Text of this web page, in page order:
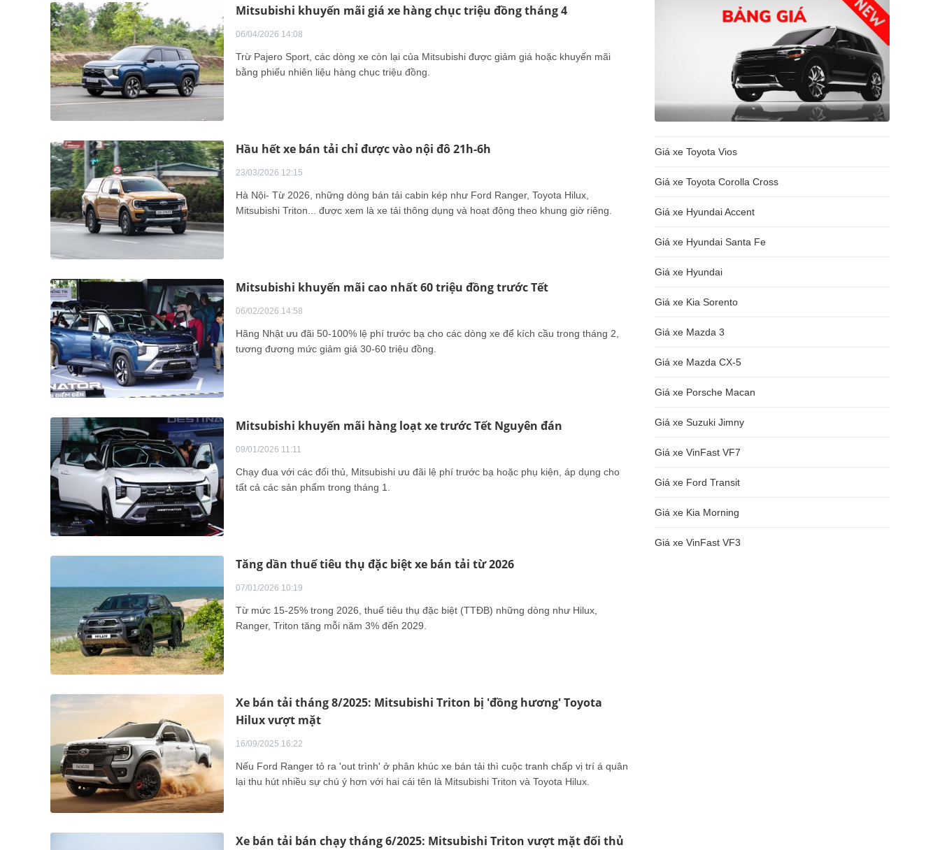
Mitsubishi khuyến mãi giá xe hàng chục triệu đồng tháng 4
06/04/2026 14:08
Trừ Pajero Sport, các dòng xe còn lại của Mitsubishi được giảm giá hoặc khuyến mãi
bằng phiếu nhiên liệu hàng chục triệu đồng.
Hầu hết xe bán tải chỉ được vào nội đô 21h-6h
23/03/2026 12:15
Hà Nội- Từ 2026, những dòng bán tải cabin kép như Ford Ranger, Toyota Hilux,
Mitsubishi Triton... được xem là xe tải thông dụng và hoạt động theo khung giờ riêng.
Mitsubishi khuyến mãi cao nhất 60 triệu đồng trước Tết
06/02/2026 14:58
Hãng Nhật ưu đãi 50-100% lệ phí trước bạ cho các dòng xe để kích cầu trong tháng 2,
tương đương mức giảm giá 30-60 triệu đồng.
Mitsubishi khuyến mãi hàng loạt xe trước Tết Nguyên đán
09/01/2026 11:11
Chạy đua với các đối thủ, Mitsubishi ưu đãi lệ phí trước bạ hoặc phụ kiện, áp dụng cho
tất cả các sản phẩm trong tháng 1.
Tăng dần thuế tiêu thụ đặc biệt xe bán tải từ 2026
07/01/2026 10:19
Từ mức 15-25% trong 2026, thuế tiêu thụ đặc biệt (TTĐB) những dòng như Hilux,
Ranger, Triton tăng mỗi năm 3% đến 2029.
Xe bán tải tháng 8/2025: Mitsubishi Triton bị 'đồng hương' Toyota
Hilux vượt mặt
16/09/2025 16:22
Nếu Ford Ranger tỏ ra 'out trình' ở phân khúc xe bán tải thì cuộc tranh chấp vị trí á quân
lại thu hút nhiều sự chú ý hơn với hai cái tên là Mitsubishi Triton và Toyota Hilux.
Xe bán tải bán chạy tháng 6/2025: Mitsubishi Triton vượt mặt đối thủ
Giá xe Toyota Vios
Giá xe Toyota Corolla Cross
Giá xe Hyundai Accent
Giá xe Hyundai Santa Fe
Giá xe Hyundai
Giá xe Kia Sorento
Giá xe Mazda 3
Giá xe Mazda CX-5
Giá xe Porsche Macan
Giá xe Suzuki Jimny
Giá xe VinFast VF7
Giá xe Ford Transit
Giá xe Kia Morning
Giá xe VinFast VF3